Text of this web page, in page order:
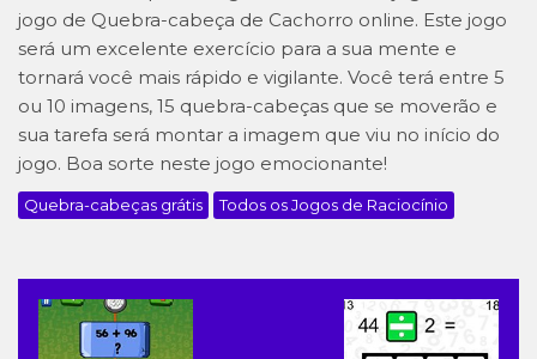
jogo de Quebra-cabeça de Cachorro online. Este jogo
será um excelente exercício para a sua mente e
tornará você mais rápido e vigilante. Você terá entre 5
ou 10 imagens, 15 quebra-cabeças que se moverão e
sua tarefa será montar a imagem que viu no início do
jogo. Boa sorte neste jogo emocionante!
Quebra-cabeças grátis Todos os Jogos de Raciocínio